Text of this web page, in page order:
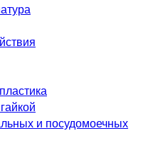
и посудомоечных